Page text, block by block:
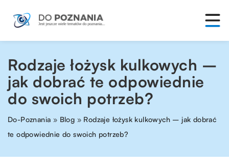
Rodzaje łożysk kulkowych –
jak dobrać te odpowiednie
do swoich potrzeb?
Do-Poznania » Blog » Rodzaje łożysk kulkowych – jak dobrać
te odpowiednie do swoich potrzeb?